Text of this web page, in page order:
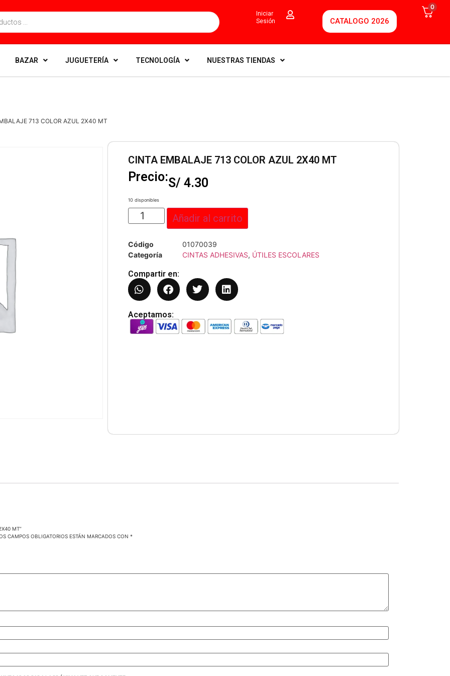
Iniciar
Sesión
CATALOGO 2026
0
BAZAR JUGUETERÍA TECNOLOGÍA NUESTRAS TIENDAS
713 COLOR AZUL 2X40 MT
CINTA EMBALAJE 713 COLOR AZUL 2X40 MT
Precio:S/ 4.30
10 disponibles
Añadir al carrito
Código
01070039
Categoría
CINTAS ADHESIVAS, ÚTILES ESCOLARES
Compartir en:
Aceptamos:
MT”
CAMPOS OBLIGATORIOS ESTÁN MARCADOS CON *